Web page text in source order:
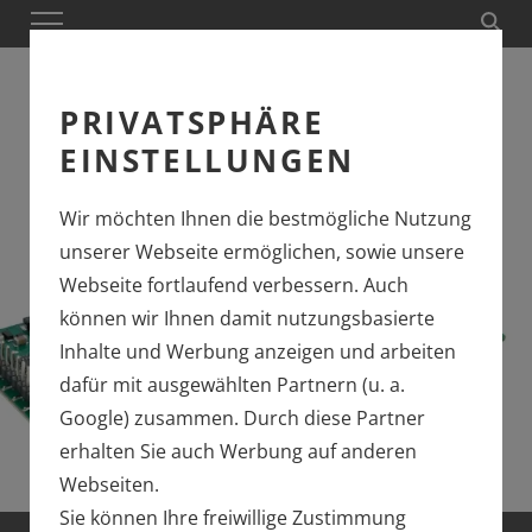
PRIVATSPHÄRE
EINSTELLUNGEN
Wir möchten Ihnen die bestmögliche Nutzung
unserer Webseite ermöglichen, sowie unsere
Webseite fortlaufend verbessern. Auch
können wir Ihnen damit nutzungsbasierte
Inhalte und Werbung anzeigen und arbeiten
dafür mit ausgewählten Partnern (u. a.
Google) zusammen. Durch diese Partner
erhalten Sie auch Werbung auf anderen
Webseiten.
Sie können Ihre freiwillige Zustimmung